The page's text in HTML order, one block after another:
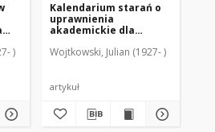
)
Kalendarium starań o
uprawnienia
akademickie dla
wojnie światowej
Wojtkowski, Julian (1927- )
artykuł